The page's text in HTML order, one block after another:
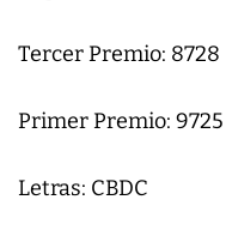
Tercer Premio: 8728
Primer Premio: 9725
Letras: CBDC